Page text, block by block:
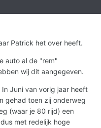
Patrick het over heeft.
auto al de "rem"
wij dit aangegeven.
Juni van vorig jaar heeft
gehad toen zij onderweg
(waar je 80 rijd) een
met redelijk hoge